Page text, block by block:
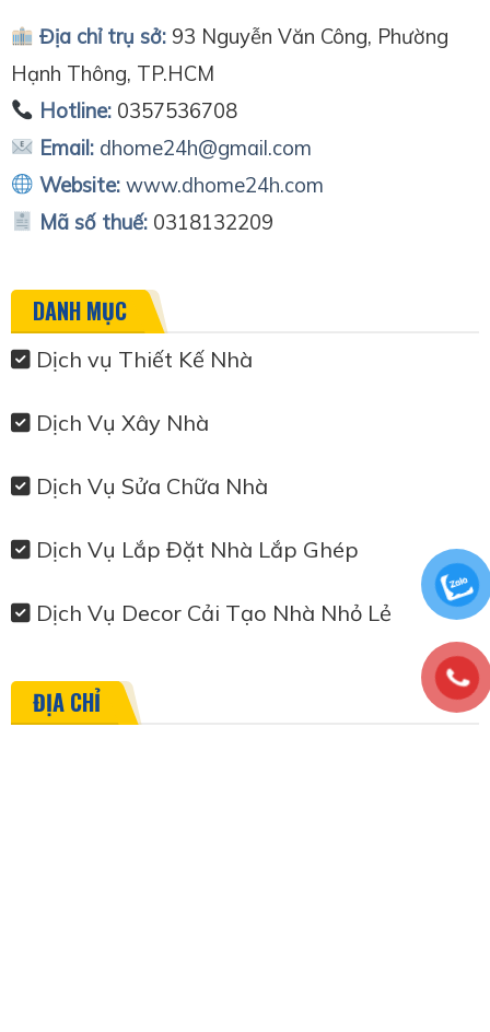
Địa chỉ trụ sở:93 Nguyễn Văn Công, Phường
Hạnh Thông, TP.HCM
Hotline:0357536708
Email: dhome24h@gmail.com
Website: www.dhome24h.com
Mã số thuế: 0318132209
DANH MỤC
Dịch vụ Thiết Kế Nhà
Dịch Vụ Xây Nhà
Dịch Vụ Sửa Chữa Nhà
Dịch Vụ Lắp Đặt Nhà Lắp Ghép
Dịch Vụ Decor Cải Tạo Nhà Nhỏ Lẻ
ĐỊA CHỈ